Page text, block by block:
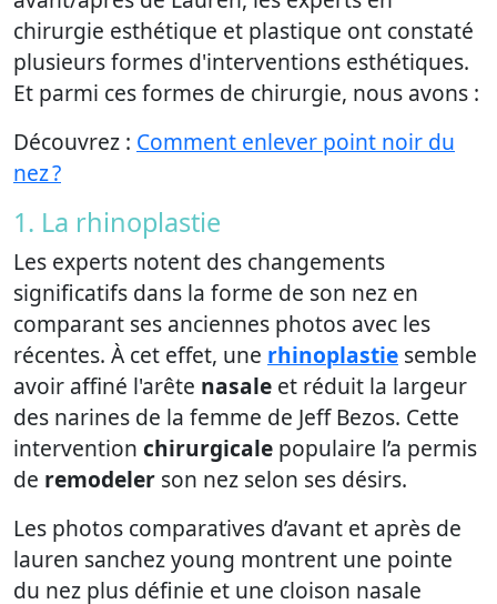
chirurgie esthétique et plastique ont constaté
plusieurs formes d'interventions esthétiques.
Et parmi ces formes de chirurgie, nous avons :
Découvrez : Comment enlever point noir du
nez ?
1. La rhinoplastie
Les experts notent des changements
significatifs dans la forme de son nez en
comparant ses anciennes photos avec les
récentes. À cet effet, une rhinoplastie semble
avoir affiné l'arête nasale et réduit la largeur
des narines de la femme de Jeff Bezos. Cette
intervention chirurgicale populaire l’a permis
de remodeler son nez selon ses désirs.
Les photos comparatives d’avant et après de
lauren sanchez young montrent une pointe
du nez plus définie et une cloison nasale